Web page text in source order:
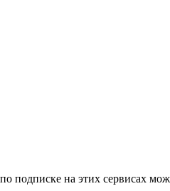
на этих сервисах